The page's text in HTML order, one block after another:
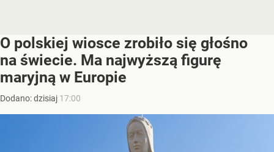
O polskiej wiosce zrobiło się głośno
na świecie. Ma najwyższą figurę
maryjną w Europie
Dodano:dzisiaj 17:00